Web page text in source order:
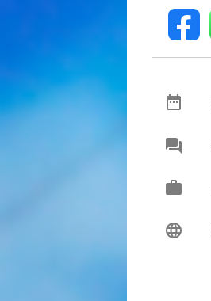
fb
date_range
chat
work
language